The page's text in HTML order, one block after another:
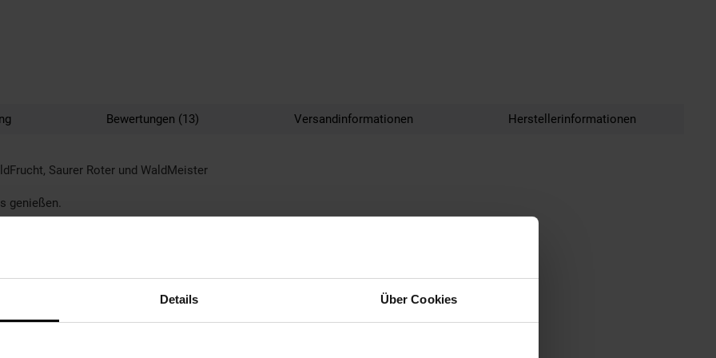
Details Über Cookies
Bewertungen (13) Versandinformationen Herstellerinformationen
Saurer Roter und WaldMeister
genießen.